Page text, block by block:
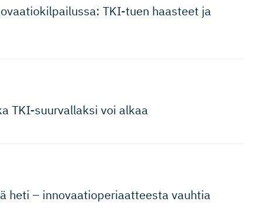
TKI-tuen haasteet ja
TKI-suurvallaksi voi alkaa
heti – innovaatio­pe­riaat­teesta vauhtia